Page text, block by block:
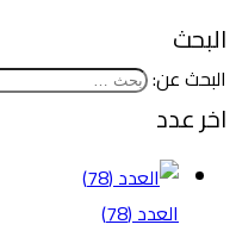
البحث
البحث عن:
اخر عدد
العدد (78)